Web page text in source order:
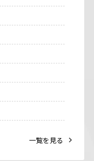
一覧を見る